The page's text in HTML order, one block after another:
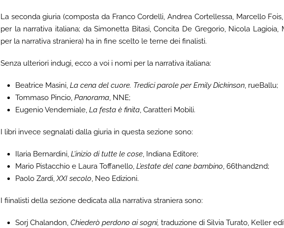
La seconda giuria (composta da Franco Cordelli, Andrea Cortellessa, Marcello
per la narrativa italiana; da Simonetta Bitasi, Concita De Gregorio, Nicola Lagioia,
per la narrativa straniera) ha in fine scelto le terne dei finalisti.
Senza ulteriori indugi, ecco a voi i nomi per la narrativa italiana:
Beatrice Masini, La cena del cuore. Tredici parole per Emily Dickinson, rueBallu;
Tommaso Pincio, Panorama, NNE;
Eugenio Vendemiale, La festa è finita, Caratteri Mobili.
I libri invece segnalati dalla giuria in questa sezione sono:
Ilaria Bernardini, L’inizio di tutte le cose, Indiana Editore;
Mario Pistacchio e Laura Toffanello, L’estate del cane bambino, 66thand2nd;
Paolo Zardi,XXI secolo, Neo Edizioni.
I fiinalisti della sezione dedicata alla narrativa straniera sono:
Sorj Chalandon, Chiederò perdono ai sogni, traduzione di Silvia Turato, Keller